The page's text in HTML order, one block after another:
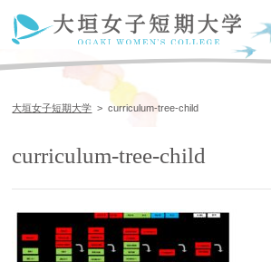
大垣女子短期大学 >curriculum-tree-child
curriculum-tree-child